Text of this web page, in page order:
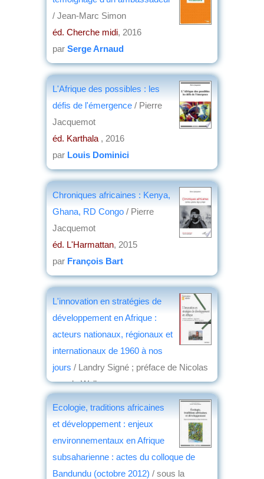
/ Jean-Marc Simon
éd. Cherche midi, 2016
par Serge Arnaud
L'Afrique des possibles : les
défis de l'émergence / Pierre
Jacquemot
éd. Karthala , 2016
par Louis Dominici
Chroniques africaines : Kenya,
Ghana, RD Congo / Pierre
Jacquemot
éd. L'Harmattan, 2015
par François Bart
L'innovation en stratégies de
développement en Afrique :
acteurs nationaux, régionaux et
internationaux de 1960 à nos
jours / Landry Signé ; préface de Nicolas
van de Walle
Ecologie, traditions africaines
et développement : enjeux
environnementaux en Afrique
subsaharienne : actes du colloque de
Bandundu (octobre 2012) / sous la